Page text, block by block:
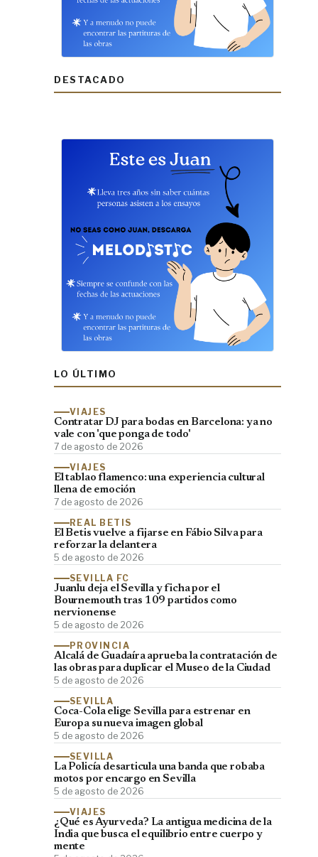
DESTACADO
LO ÚLTIMO
VIAJES
Contratar DJ para bodas en Barcelona: ya no
vale con 'que ponga de todo'
7 de agosto de 2026
VIAJES
El tablao flamenco: una experiencia cultural
llena de emoción
7 de agosto de 2026
REAL BETIS
El Betis vuelve a fijarse en Fábio Silva para
reforzar la delantera
5 de agosto de 2026
SEVILLA FC
Juanlu deja el Sevilla y ficha por el
Bournemouth tras 109 partidos como
nervionense
5 de agosto de 2026
PROVINCIA
Alcalá de Guadaíra aprueba la contratación de
las obras para duplicar el Museo de la Ciudad
5 de agosto de 2026
SEVILLA
Coca-Cola elige Sevilla para estrenar en
Europa su nueva imagen global
5 de agosto de 2026
SEVILLA
La Policía desarticula una banda que robaba
motos por encargo en Sevilla
5 de agosto de 2026
VIAJES
¿Qué es Ayurveda? La antigua medicina de la
India que busca el equilibrio entre cuerpo y
mente